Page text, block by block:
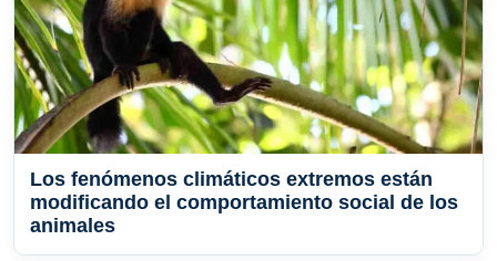
Los fenómenos climáticos extremos están
modificando el comportamiento social de los
animales